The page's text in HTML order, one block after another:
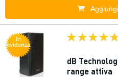
In
evidenza
dB
range attiva